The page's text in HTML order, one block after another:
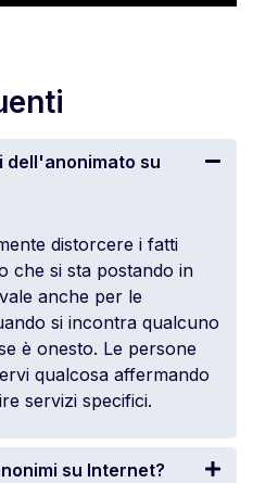
dell'anonimato su
distorcere i fatti
che si sta postando in
anche per le
si incontra qualcuno
è onesto. Le persone
qualcosa affermando
servizi specifici.
su Internet?